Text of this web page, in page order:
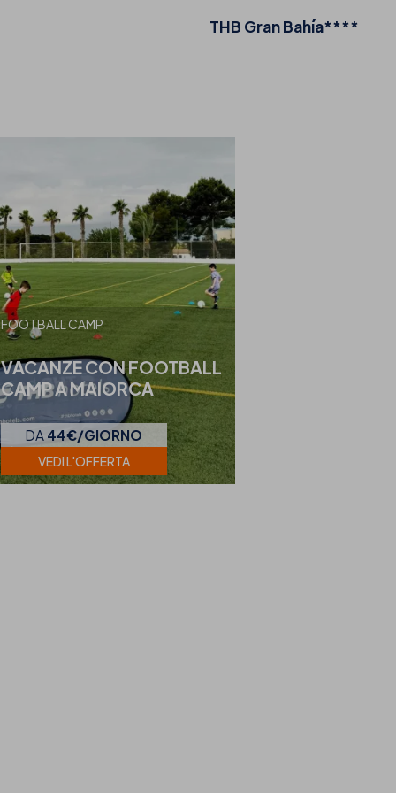
THB Gran Bahía****
FOOTBALL CAMP
VACANZE CON FOOTBALL
CAMP A MAIORCA
DA 44€/GIORNO
VEDI L'OFFERTA